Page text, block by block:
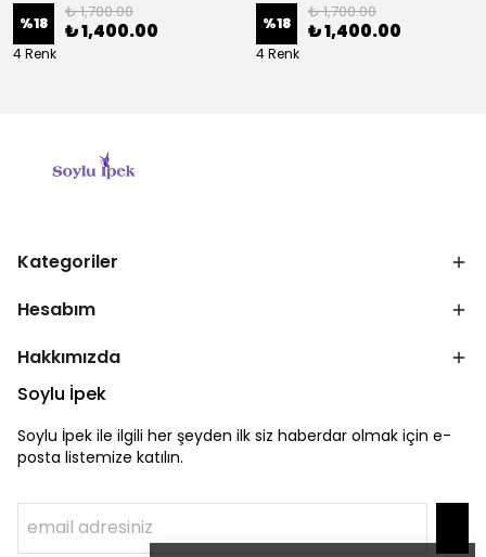
%18
₺ 1,700.00
₺ 1,400.00
4 Renk
%18
₺ 1,700.00
₺ 1,400.00
4 Renk
Kategoriler
Hesabım
Hakkımızda
Soylu İpek
Soylu İpek ile ilgili her şeyden ilk siz haberdar olmak için e-
posta listemize katılın.